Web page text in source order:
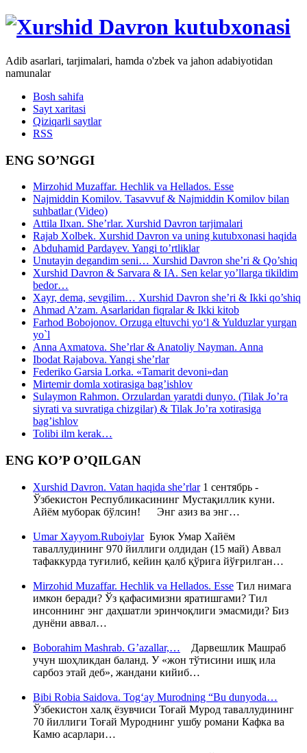
Adib asarlari, tarjimalari, hamda o'zbek va jahon adabiyotidan
namunalar
Bosh sahifa
Sayt xaritasi
Qiziqarli saytlar
RSS
ENG SO’NGGI
Mirzohid Muzaffar. Hechlik va Hellados. Esse
Najmiddin Komilov. Tasavvuf & Najmiddin Komilov bilan
suhbatlar (Video)
Attila Ilxan. She’rlar. Xurshid Davron tarjimalari
Rajab Xolbek. Xurshid Davron va uning kutubxonasi haqida
Abduhamid Pardayev. Yangi to’rtliklar
Unutayin degandim seni… Xurshid Davron she’ri & Qo’shiq
Xurshid Davron & Sarvara & IA. Sen kelar yo’llarga tikildim
bedor…
Xayr, dema, sevgilim… Xurshid Davron she’ri & Ikki qo’shiq
Ahmad A’zam. Asarlaridan fiqralar & Ikki kitob
Farhod Bobojonov. Orzuga eltuvchi yo‘l & Yulduzlar yurgan
yo`l
Anna Axmatova. She’rlar & Anatoliy Nayman. Anna
Ibodat Rajabova. Yangi she’rlar
Federiko Garsia Lorka. «Tamarit devoni»dan
Mirtemir domla xotirasiga bag’ishlov
Sulaymon Rahmon. Orzulardan yaratdi dunyo. (Tilak Jo’ra
siyrati va suvratiga chizgilar) & Tilak Jo’ra xotirasiga
bag’ishlov
Tolibi ilm kerak…
ENG KO’P O’QILGAN
Xurshid Davron. Vatan haqida she’rlar1 сентябрь -
Ўзбекистон Республикасининг Мустақиллик куни.
Айём муборак бўлсин! Энг азиз ва энг…
Umar Xayyom.RuboiylarБуюк Умар Хайём
таваллудининг 970 йиллиги олдидан (15 май) Аввал
тафаккурда туғилиб, кейин қалб қўрига йўғрилган…
Mirzohid Muzaffar. Hechlik va Hellados. Esse Тил нимага
имкон беради? Ўз қафасимизни яратишгами? Тил
инсоннинг энг даҳшатли эринчоқлиги эмасмиди? Биз
дунёни аввал…
Boborahim Mashrab. G’azallar,… Дарвешлик Машраб
учун шоҳликдан баланд. У «жон тўтисини ишқ ила
сарбоз этай деб», жандани кийиб…
Bibi Robia Saidova. Tog‘ay Murodning “Bu dunyoda…
Ўзбекистон халқ ёзувчиси Тоғай Мурод таваллудининг
70 йиллиги Тоғай Муроднинг ушбу романи Кафка ва
Камю асарлари…